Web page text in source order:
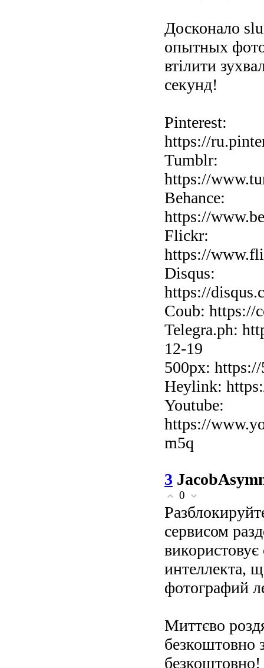
Досконало
опытных
втілити
секунд!
Pinterest:
https://
Tumblr:
https://
Behance:
https://
Flickr:
https://
Disqus:
https://
Coub: https://
Telegra.ph:
12-19
500px:
Heylink:
Youtube:
https://
m5q
3
0
сервисом
интеллекта,
фотографий
Миттєво
безкоштовно
безкоштовно!